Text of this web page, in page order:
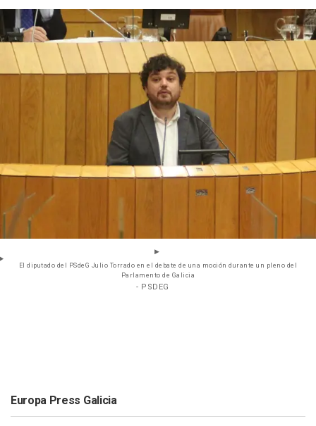
El diputado del PSdeG Julio Torrado en el debate de una moción durante un pleno del
Parlamento de Galicia
- PSDEG
Europa Press Galicia